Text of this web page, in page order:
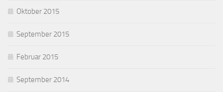
Oktober 2015
September 2015
Februar 2015
September 2014